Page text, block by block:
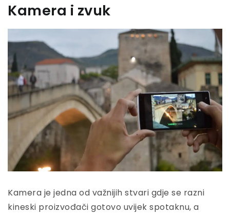
Kamera i zvuk
Kamera je jedna od važnijih stvari gdje se razni
kineski proizvođači gotovo uvijek spotaknu, a